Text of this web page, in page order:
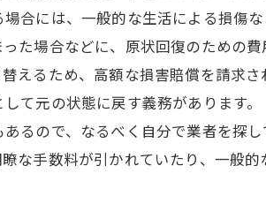
合には、一般的な生活による損傷
た場合などに、原状回復のための費
えるため、高額な損害賠償を請求さ
て元の状態に戻す義務があります。
るので、なるべく自分で業者を探
な手数料が引かれていたり、一般